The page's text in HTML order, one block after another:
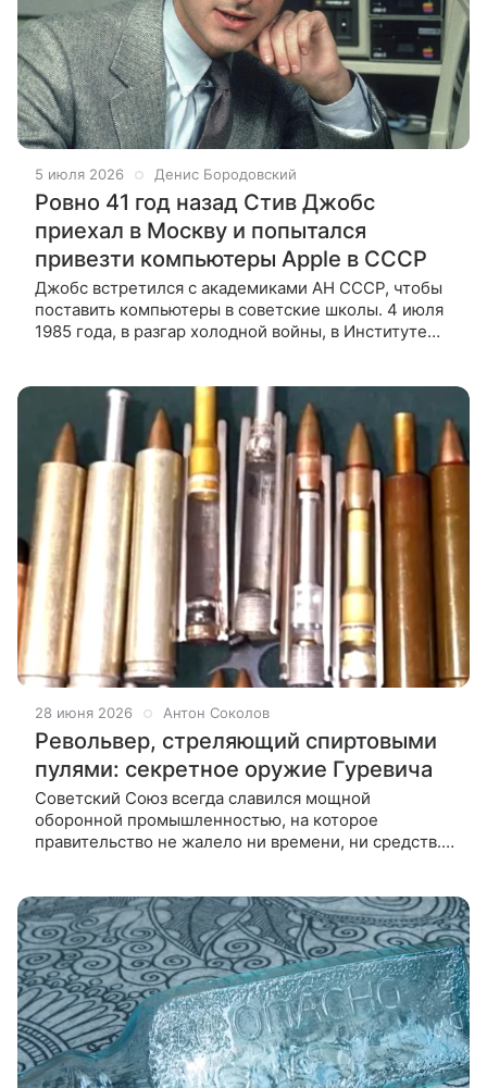
5 июля 2026 Денис Бородовский
Ровно 41 год назад Стив Джобс
приехал в Москву и попытался
привезти компьютеры Apple в СССР
Джобс встретился с академиками АН СССР, чтобы
поставить компьютеры в советские школы. 4 июля
1985 года, в разгар холодной войны, в Институте
28 июня 2026 Антон Соколов
Револьвер, стреляющий спиртовыми
пулями: секретное оружие Гуревича
Советский Союз всегда славился мощной
оборонной промышленностью, на которое
правительство не жалело ни времени, ни средств.
Одним